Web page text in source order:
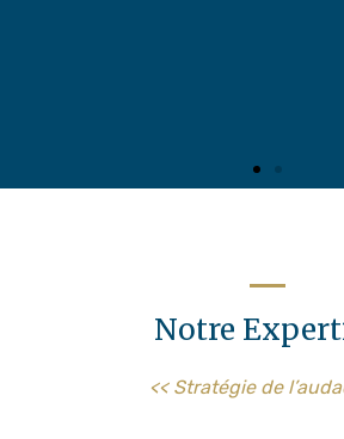
Notre
<< Stratégie de